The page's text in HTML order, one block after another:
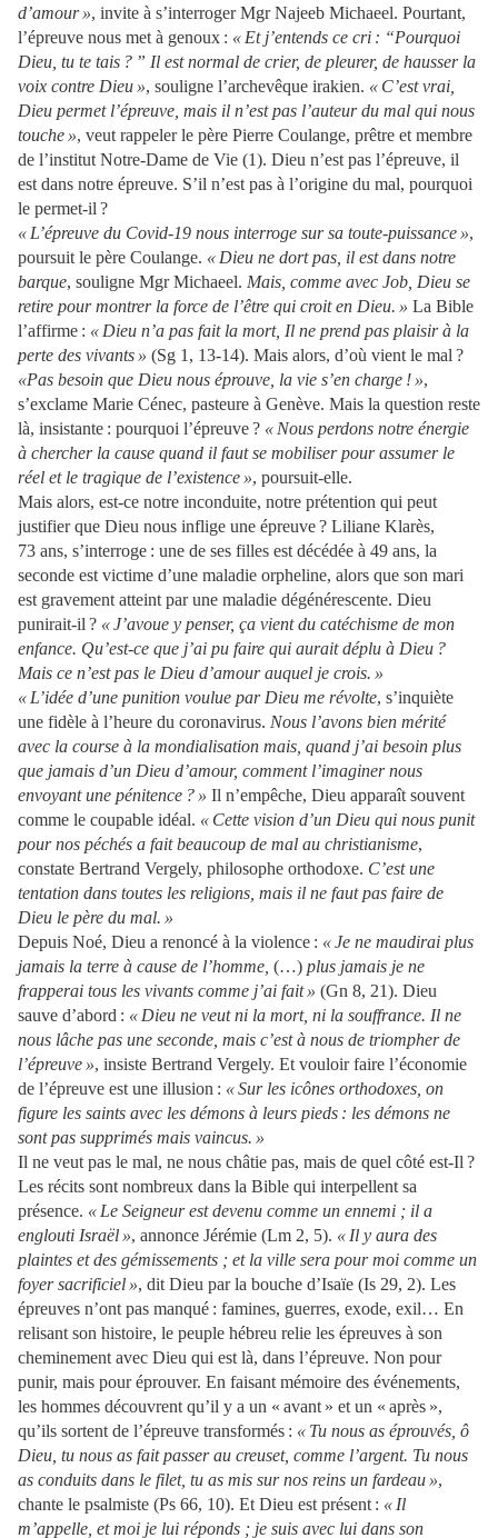
d’amour », invite à s’interroger Mgr Najeeb Michaeel. Pourtant,
l’épreuve nous met à genoux : « Et j’entends ce cri : “Pourquoi
Dieu, tu te tais ? ” Il est normal de crier, de pleurer, de hausser la
voix contre Dieu », souligne l’archevêque irakien. « C’est vrai,
Dieu permet l’épreuve, mais il n’est pas l’auteur du mal qui nous
touche », veut rappeler le père Pierre Coulange, prêtre et membre
de l’institut Notre-Dame de Vie (1). Dieu n’est pas l’épreuve, il
est dans notre épreuve. S’il n’est pas à l’origine du mal, pourquoi
le permet-il ?
« L’épreuve du Covid-19 nous interroge sur sa toute-puissance »,
poursuit le père Coulange. « Dieu ne dort pas, il est dans notre
barque, souligne Mgr Michaeel. Mais, comme avec Job, Dieu se
retire pour montrer la force de l’être qui croit en Dieu. » La Bible
l’affirme : « Dieu n’a pas fait la mort, Il ne prend pas plaisir à la
perte des vivants » (Sg 1, 13-14). Mais alors, d’où vient le mal ?
«Pas besoin que Dieu nous éprouve, la vie s’en charge ! »,
s’exclame Marie Cénec, pasteure à Genève. Mais la question reste
là, insistante : pourquoi l’épreuve ? « Nous perdons notre énergie
à chercher la cause quand il faut se mobiliser pour assumer le
réel et le tragique de l’existence », poursuit-elle.
Mais alors, est-ce notre inconduite, notre prétention qui peut
justifier que Dieu nous inflige une épreuve ? Liliane Klarès,
73 ans, s’interroge : une de ses filles est décédée à 49 ans, la
seconde est victime d’une maladie orpheline, alors que son mari
est gravement atteint par une maladie dégénérescente. Dieu
punirait-il ? « J’avoue y penser, ça vient du catéchisme de mon
enfance. Qu’est-ce que j’ai pu faire qui aurait déplu à Dieu ?
Mais ce n’est pas le Dieu d’amour auquel je crois. »
« L’idée d’une punition voulue par Dieu me révolte, s’inquiète
une fidèle à l’heure du coronavirus. Nous l’avons bien mérité
avec la course à la mondialisation mais, quand j’ai besoin plus
que jamais d’un Dieu d’amour, comment l’imaginer nous
envoyant une pénitence ? » Il n’empêche, Dieu apparaît souvent
comme le coupable idéal. « Cette vision d’un Dieu qui nous punit
pour nos péchés a fait beaucoup de mal au christianisme,
constate Bertrand Vergely, philosophe orthodoxe. C’est une
tentation dans toutes les religions, mais il ne faut pas faire de
Dieu le père du mal. »
Depuis Noé, Dieu a renoncé à la violence : « Je ne maudirai plus
jamais la terre à cause de l’homme, (…) plus jamais je ne
frapperai tous les vivants comme j’ai fait » (Gn 8, 21). Dieu
sauve d’abord : « Dieu ne veut ni la mort, ni la souffrance. Il ne
nous lâche pas une seconde, mais c’est à nous de triompher de
l’épreuve », insiste Bertrand Vergely. Et vouloir faire l’économie
de l’épreuve est une illusion : « Sur les icônes orthodoxes, on
figure les saints avec les démons à leurs pieds : les démons ne
sont pas supprimés mais vaincus. »
Il ne veut pas le mal, ne nous châtie pas, mais de quel côté est-Il ?
Les récits sont nombreux dans la Bible qui interpellent sa
présence. « Le Seigneur est devenu comme un ennemi ; il a
englouti Israël », annonce Jérémie (Lm 2, 5). « Il y aura des
plaintes et des gémissements ; et la ville sera pour moi comme un
foyer sacrificiel », dit Dieu par la bouche d’Isaïe (Is 29, 2). Les
épreuves n’ont pas manqué : famines, guerres, exode, exil… En
relisant son histoire, le peuple hébreu relie les épreuves à son
cheminement avec Dieu qui est là, dans l’épreuve. Non pour
punir, mais pour éprouver. En faisant mémoire des événements,
les hommes découvrent qu’il y a un « avant » et un « après »,
qu’ils sortent de l’épreuve transformés : « Tu nous as éprouvés, ô
Dieu, tu nous as fait passer au creuset, comme l’argent. Tu nous
as conduits dans le filet, tu as mis sur nos reins un fardeau »,
chante le psalmiste (Ps 66, 10). Et Dieu est présent : « Il
m’appelle, et moi je lui réponds ; je suis avec lui dans son